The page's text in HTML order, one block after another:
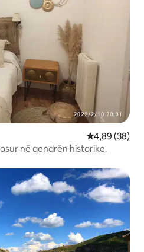
Vlerësimi
4,89 (38)
në qendrën historike.